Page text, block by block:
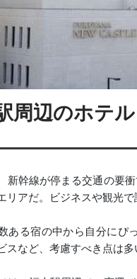
周辺のホテ
新幹線が停まる交通の要
リアだ。ビジネスや観光
ある宿の中から自分にぴ
スなど、考慮すべき点は多